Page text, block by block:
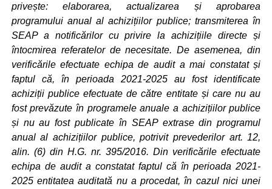
privește: elaborarea, actualizarea și aprobarea
programului anual al achizițiilor publice; transmiterea în
SEAP a notificărilor cu privire la achizițiile directe și
întocmirea referatelor de necesitate. De asemenea, din
verificările efectuate echipa de audit a mai constatat și
faptul că, în perioada 2021-2025 au fost identificate
achiziții publice efectuate de către entitate și care nu au
fost prevăzute în programele anuale a achizițiilor publice
și nu au fost publicate în SEAP extrase din programul
anual al achizițiilor publice, potrivit prevederilor art. 12,
alin. (6) din H.G. nr. 395/2016. Din verificările efectuate
echipa de audit a constatat faptul că în perioada 2021-
2025 entitatea auditată nu a procedat, în cazul nici unei